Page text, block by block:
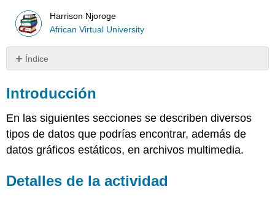
Harrison Njoroge
African Virtual University
Índice
Detalles
la
actividad
Video
Digital
Digital
Introducción
En las siguientes secciones se describen diversos
tipos de datos que podrías encontrar, además de
datos gráficos estáticos, en archivos multimedia.
Detalles de la actividad